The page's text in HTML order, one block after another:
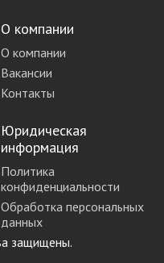
О компании
О компании
Вакансии
Контакты
Юридическая
информация
Политика
конфиденциальности
Обработка персональных
данных
защищены.